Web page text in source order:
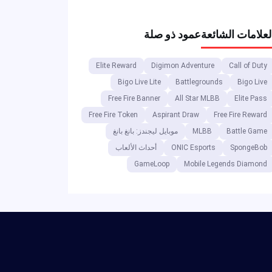
الشائعةعمود ذو صلة
Call of
Digimon Adventure
Elite Reward
Bigo
Battlegrounds
Bigo Live Lite
Elite
All Star MLBB
Free Fire Banner
Free Fire
Aspirant Draw
Free Fire Token
Battle
MLBB
موبايل ليجندز: بانغ بانغ
ONIC Esports
أحداث الألعاب
Mobile Legends
GameLoop